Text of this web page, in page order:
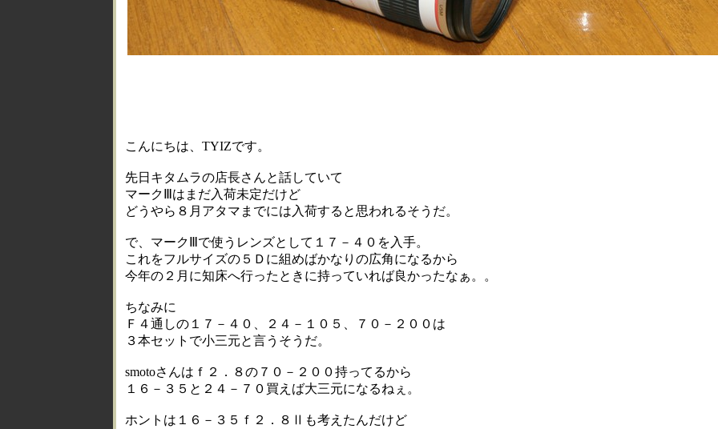
こんにちは、TYIZです。
先日キタムラの店長さんと話していて
マークⅢはまだ入荷未定だけど
どうやら８月アタマまでには入荷すると思われるそうだ。
で、マークⅢで使うレンズとして１７－４０を入手。
これをフルサイズの５Ｄに組めばかなりの広角になるから
今年の２月に知床へ行ったときに持っていれば良かったなぁ。。
ちなみに
Ｆ４通しの１７－４０、２４－１０５、７０－２００は
３本セットで小三元と言うそうだ。
smotoさんはｆ２．８の７０－２００持ってるから
１６－３５と２４－７０買えば大三元になるねぇ。
ホントは１６－３５ｆ２．８Ⅱも考えたんだけど